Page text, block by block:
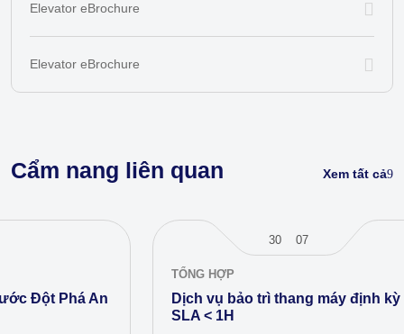
Elevator eBrochure
Elevator eBrochure
Cẩm nang liên quan Xem tất cả
30
Dịch vụ bảo trì thang máy định kỳ TPHCM chuẩn